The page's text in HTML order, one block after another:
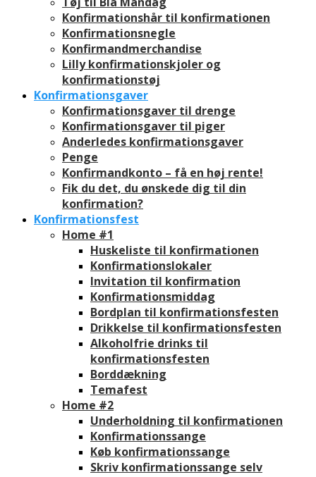
Konfirmationshår til konfirmationen
Konfirmationsnegle
Konfirmandmerchandise
Lilly konfirmationskjoler og
konfirmationstøj
Konfirmationsgaver
Konfirmationsgaver til drenge
Konfirmationsgaver til piger
Anderledes konfirmationsgaver
Penge
Konfirmandkonto – få en høj rente!
Fik du det, du ønskede dig til din
konfirmation?
Konfirmationsfest
Home #1
Huskeliste til konfirmationen
Konfirmationslokaler
Invitation til konfirmation
Konfirmationsmiddag
Bordplan til konfirmationsfesten
Drikkelse til konfirmationsfesten
Alkoholfrie drinks til
konfirmationsfesten
Borddækning
Temafest
Home #2
Underholdning til konfirmationen
Konfirmationssange
Køb konfirmationssange
Skriv konfirmationssange selv